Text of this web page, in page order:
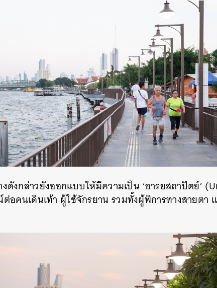
งดังกล่าวยังออกแบบให้มีความเป็น ‘อารยสถาปัตย์’
ต่อคนเดินเท้า ผู้ใช้จักรยาน รวมทั้งผู้พิการทางสายตา
SHARE EMAIL